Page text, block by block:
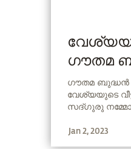
ഗൗതമ
കാരണം ?
Prostitute
ഗൗതമ ബുദ്ധൻ
വേശ്യയുടെ
സദ്ഗുരു
Jan 2, 2023